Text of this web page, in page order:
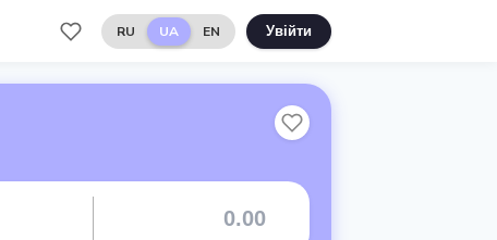
RU UA EN Увійти